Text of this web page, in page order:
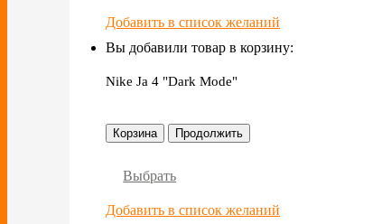
Добавить в список желаний
Вы добавили товар в корзину:
Nike Ja 4 "Dark Mode"
Корзина Продолжить
Выбрать
Добавить в список желаний